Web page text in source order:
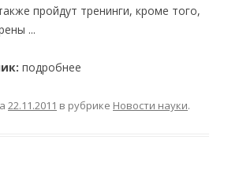
пройдут тренинги, кроме того,
...
подробнее
22.11.2011 в рубрике Новости науки.